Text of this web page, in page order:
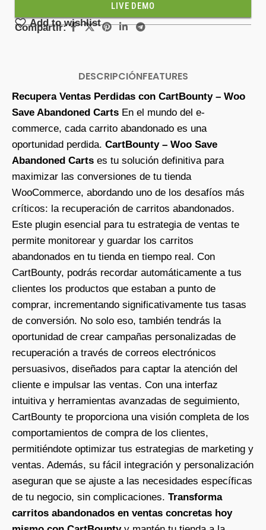
LIVE DEMO
Add to wishlist
Compartir:
DESCRIPCIÓNFEATURES
Recupera Ventas Perdidas con CartBounty – Woo
Save Abandoned Carts En el mundo del e-
commerce, cada carrito abandonado es una
oportunidad perdida. CartBounty – Woo Save
Abandoned Carts es tu solución definitiva para
maximizar las conversiones de tu tienda
WooCommerce, abordando uno de los desafíos más
críticos: la recuperación de carritos abandonados.
Este plugin esencial para tu estrategia de ventas te
permite monitorear y guardar los carritos
abandonados en tu tienda en tiempo real. Con
CartBounty, podrás recordar automáticamente a tus
clientes los productos que estaban a punto de
comprar, incrementando significativamente tus tasas
de conversión. No solo eso, también tendrás la
oportunidad de crear campañas personalizadas de
recuperación a través de correos electrónicos
persuasivos, diseñados para captar la atención del
cliente e impulsar las ventas. Con una interfaz
intuitiva y herramientas avanzadas de seguimiento,
CartBounty te proporciona una visión completa de los
comportamientos de compra de los clientes,
permitiéndote optimizar tus estrategias de marketing y
ventas. Además, su fácil integración y personalización
aseguran que se ajuste a las necesidades específicas
de tu negocio, sin complicaciones. Transforma
carritos abandonados en ventas concretas hoy